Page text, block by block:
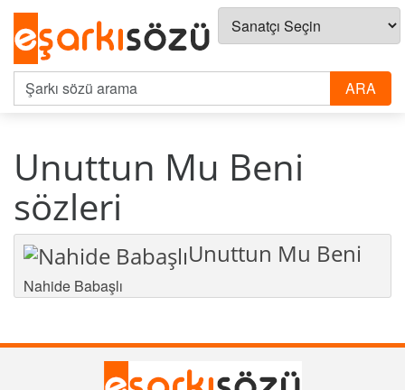
Unuttun Mu Beni
sözleri
Unuttun Mu Beni
Nahide Babaşlı